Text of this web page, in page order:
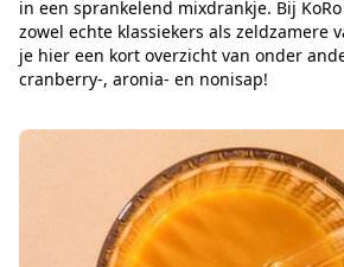
in een sprankelend mixdrankje. Bij
zowel echte klassiekers als zeldzamere
je hier een kort overzicht van onder
cranberry-, aronia- en nonisap!